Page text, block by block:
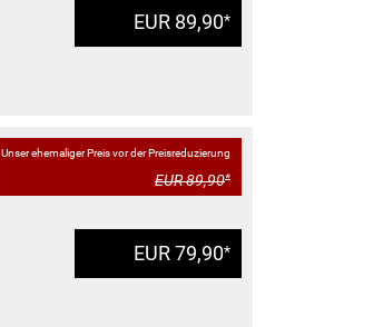
EUR 89,90*
Unser ehemaliger Preis vor der Preisreduzierung
EUR 89,90*
EUR 79,90*